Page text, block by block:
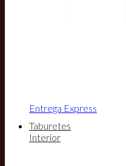
Entrega Express
Taburetes
Interior